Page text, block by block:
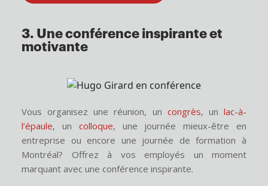
3. Une conférence inspirante et
motivante
Vous organisez une réunion, un congrès, unlac-à-
l’épaule, un colloque, une journée mieux-être en
entreprise ou encore une journée de formation à
Montréal? Offrez à vos employés un moment
marquant avec une conférence inspirante.